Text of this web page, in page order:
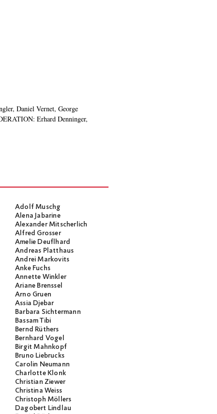
Adolf Muschg
Alena Jabarine
Alexander Mitscherlich
Alfred Grosser
Amelie Deuflhard
Andreas Platthaus
Andrei Markovits
Anke Fuchs
Annette Winkler
Ariane Brenssel
Arno Gruen
Assia Djebar
Barbara Sichtermann
Bassam Tibi
Bernd Rüthers
Bernhard Vogel
Birgit Mahnkopf
Bruno Liebrucks
Carolin Neumann
Charlotte Klonk
Christian Ziewer
Christina Weiss
Christoph Möllers
Dagobert Lindlau